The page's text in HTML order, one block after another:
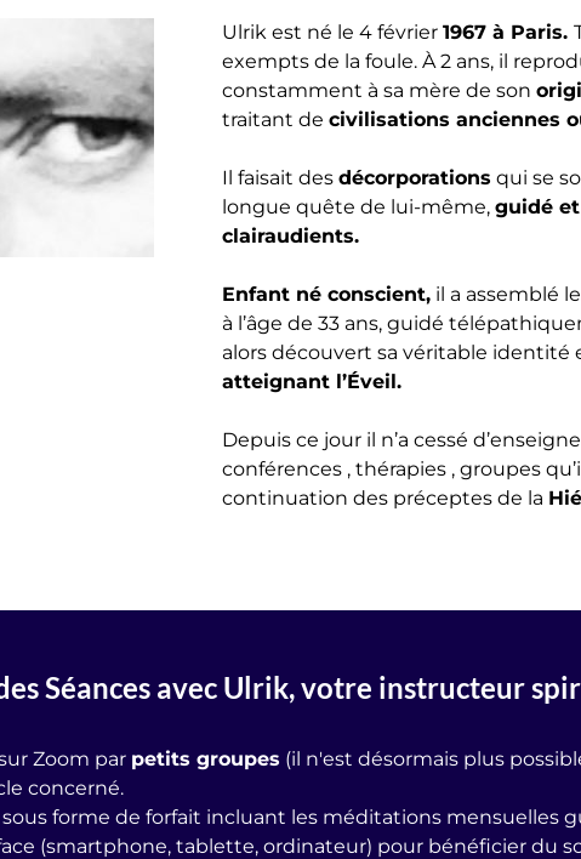
Ulrik est né le 4 février1967 à Paris.
exempts de la foule. À 2 ans, il
constamment à sa mère de son
traitant decivilisations anciennes
Il faisait desdécorporations qui se
longue quête de lui-même,guidé
clairaudients.
Enfant né conscient, il a assemblé
à l’âge de 33 ans, guidé
alors découvert sa véritable identité
atteignant l’Éveil.
Depuis ce jour il n’a cessé
conférences , thérapies , groupes
continuation des préceptes de la
Séances avec Ulrik, votre instructeur
Zoom par petits groupes (il n'est désormais plus
concerné.
forme de forfait incluant les méditations mensuelles
(smartphone, tablette, ordinateur) pour bénéficier du